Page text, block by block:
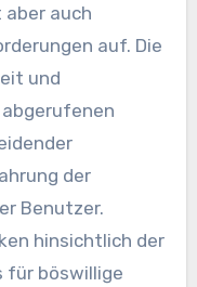
auch
auf. Die
und
der
Benutzer.
hinsichtlich der
für böswillige